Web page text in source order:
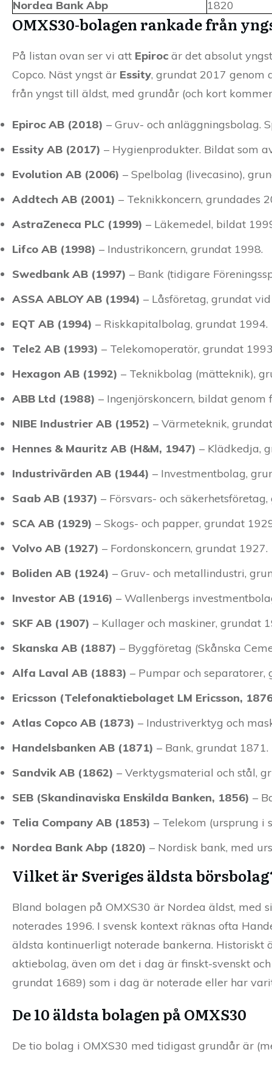
Nordea Bank Abp 1820
OMXS30-bolagen rankade från
På listan ovan ser vi att Epiroc är det absolut
Copco. Näst yngst är Essity, grundat 2017 genom
från yngst till äldst, med grundår (och kort
Epiroc AB (2018) – Gruv- och anläggningsbolag.
Essity AB (2017) – Hygienprodukter. Bildat som
Evolution AB (2006) – Spelbolag (livecasino),
Addtech AB (2001) – Teknikkon­cern, grundades
AstraZeneca PLC (1999) – Läkemedel, bildat
Lifco AB (1998) – Industrikoncern, grundat 1998.
Swedbank AB (1997) – Bank (tidigare
ASSA ABLOY AB (1994) – Låsföretag, grundat
EQT AB (1994) – Riskkapitalbolag, grundat 1994.
Tele2 AB (1993) – Telekomoperatör, grundat
Hexagon AB (1992) – Teknikbolag (mätteknik),
ABB Ltd (1988) – Ingenjörskoncern, bildat genom
NIBE Industrier AB (1952) – Värmeteknik,
Hennes & Mauritz AB (H&M, 1947) – Klädkedja,
Industrivärden AB (1944) – Investmentbolag,
Saab AB (1937) – Försvars- och
SCA AB (1929) – Skogs- och papper, grundat
Volvo AB (1927) – Fordonskoncern, grundat 1927.
Boliden AB (1924) – Gruv- och metallindustri,
Investor AB (1916) – Wallenbergs
SKF AB (1907) – Kullager och maskiner, grundat
Skanska AB (1887) – Byggföretag (Skånska
Alfa Laval AB (1883) – Pumpar och separatorer,
Ericsson (Telefonaktiebolaget LM Ericsson,
Atlas Copco AB (1873) – Industriverktyg och
Handelsbanken AB (1871) – Bank, grundat 1871.
Sandvik AB (1862) – Verktygsmaterial och stål,
SEB (Skandinaviska Enskilda Banken, 1856) –
Telia Company AB (1853) – Telekom (ursprung i
Nordea Bank Abp (1820) – Nordisk bank, med
Vilket är Sveriges äldsta
Bland bolagen på OMXS30 är Nordea äldst, med
noterades 1996. I svensk kontext räknas ofta
äldsta kontinuerligt noterade bankerna. Historiskt
aktiebolag, även om det i dag är finskt-svenskt
grundat 1689) som i dag är noterade eller har
De 10 äldsta bolagen på OMXS30
De tio bolag i OMXS30 med tidigast grundår är